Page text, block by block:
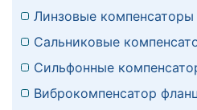
Линзовые компенсаторы
Сальниковые
Сильфонные
Виброкомпенсатор